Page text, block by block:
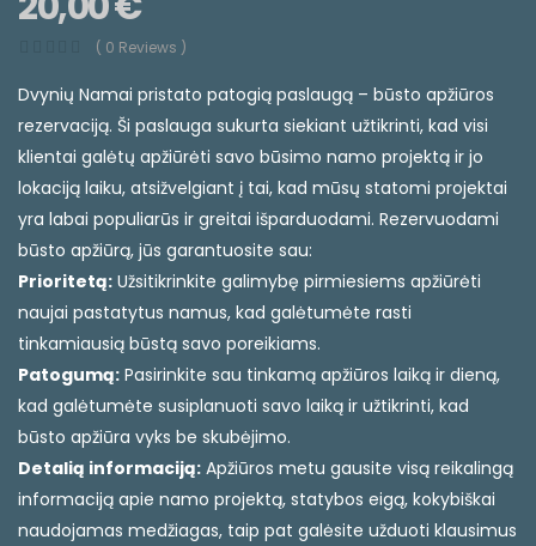
( 0 Reviews )
Dvynių Namai pristato patogią paslaugą – būsto apžiūros
rezervaciją. Ši paslauga sukurta siekiant užtikrinti, kad visi
klientai galėtų apžiūrėti savo būsimo namo projektą ir jo
lokaciją laiku, atsižvelgiant į tai, kad mūsų statomi projektai
yra labai populiarūs ir greitai išparduodami. Rezervuodami
būsto apžiūrą, jūs garantuosite sau:
Prioritetą: Užsitikrinkite galimybę pirmiesiems apžiūrėti
naujai pastatytus namus, kad galėtumėte rasti
tinkamiausią būstą savo poreikiams.
Patogumą: Pasirinkite sau tinkamą apžiūros laiką ir dieną,
kad galėtumėte susiplanuoti savo laiką ir užtikrinti, kad
būsto apžiūra vyks be skubėjimo.
Detalią informaciją: Apžiūros metu gausite visą reikalingą
informaciją apie namo projektą, statybos eigą, kokybiškai
naudojamas medžiagas, taip pat galėsite užduoti klausimus